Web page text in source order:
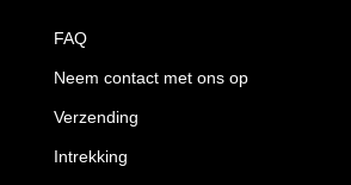
FAQ
Neem contact met ons op
Verzending
Intrekking